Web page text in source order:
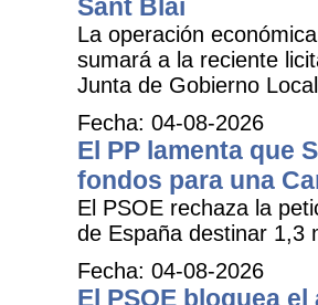
Sant Blai
La operación
sumará a la reciente
Junta de Gobierno
Fecha: 04-08-2026
El PP lamenta que
fondos para una
El PSOE rechaza la
de España destinar 1,3
Fecha: 04-08-2026
El PSOE bloquea